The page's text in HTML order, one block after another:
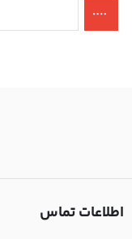
اطلاعات تماس